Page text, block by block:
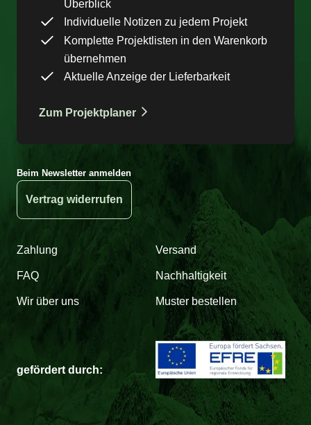
Überblick
Individuelle Notizen zu jedem Projekt
Komplette Projektlisten in den Warenkorb
übernehmen
Aktuelle Anzeige der Lieferbarkeit
Zum Projektplaner
Beim Newsletter anmelden
Vertrag widerrufen
Zahlung Versand
FAQ Nachhaltigkeit
Wir über uns Muster bestellen
gefördert durch: